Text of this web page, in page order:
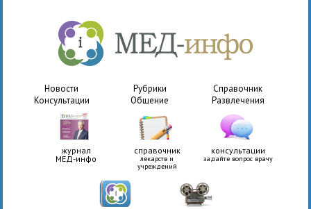
Новости Рубрики
Справочник
Консультации
Общение Развлечения
журнал
МЕД-инфо
справочник
лекарств и
учреждений
консультации
задайте вопрос врачу